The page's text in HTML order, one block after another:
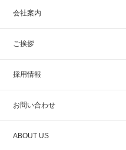
会社案内
ご挨拶
採用情報
お問い合わせ
ABOUT US